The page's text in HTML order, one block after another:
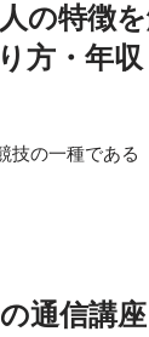
の特徴
方・年
技の一種である
通信講